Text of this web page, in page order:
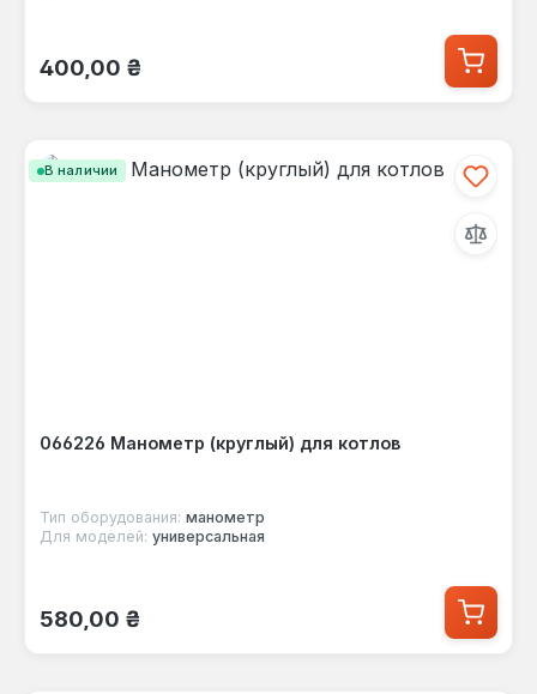
Обычная цена:
400,00 ₴
В наличии
066226 Манометр (круглый) для котлов
Тип оборудования: манометр
Для моделей: универсальная
Обычная цена:
580,00 ₴